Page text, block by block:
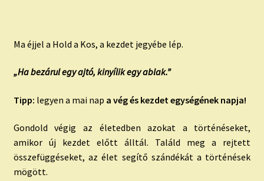
Ma éjjel a Hold a Kos, a kezdet jegyébe lép.
„Ha bezárul egy ajtó, kinyílik egy ablak.”
Tipp: legyen a mai nap a vég és kezdet egységének napja!
Gondold végig az életedben azokat a történéseket,
amikor új kezdet előtt álltál. Találd meg a rejtett
összefüggéseket, az élet segítő szándékát a történések
mögött.